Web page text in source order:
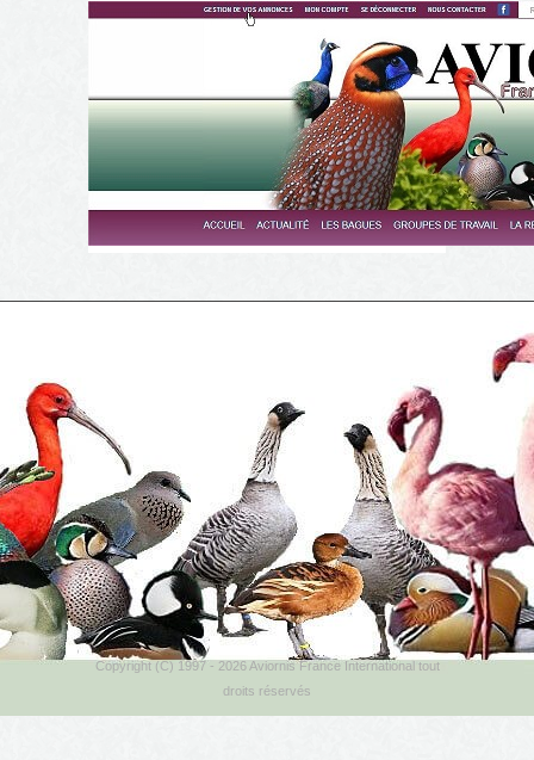
Copyright (C) 1997 - 2026 Aviornis France International tout
droits réservés